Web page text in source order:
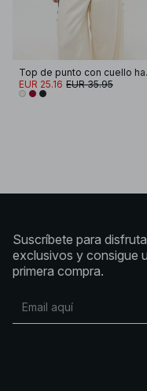
EUR 25.16 EUR 35.95
Suscríbete para
exclusivos y consigue
primera compra.